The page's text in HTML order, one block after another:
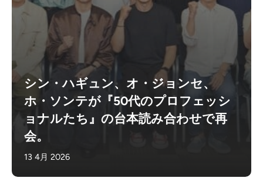
シン・ハギュン、オ・ジョンセ、
ホ・ソンテが『50代のプロフェッシ
ョナルたち』の台本読み合わせで再
会。
13 4月 2026